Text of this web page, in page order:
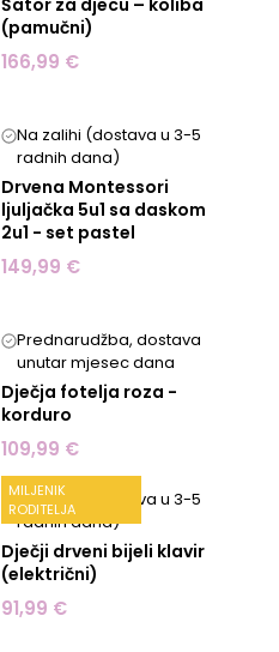
(pamučni)
166,99 €
Na zalihi (dostava u 3-5
radnih dana)
Drvena Montessori
ljuljačka 5u1 sa daskom
2u1 - set pastel
149,99 €
Prednarudžba, dostava
unutar mjesec dana
Dječja fotelja roza -
korduro
109,99 €
MILJENIK
RODITELJA
Na zalihi (dostava u 3-5
radnih dana)
Dječji drveni bijeli klavir
(električni)
91,99 €